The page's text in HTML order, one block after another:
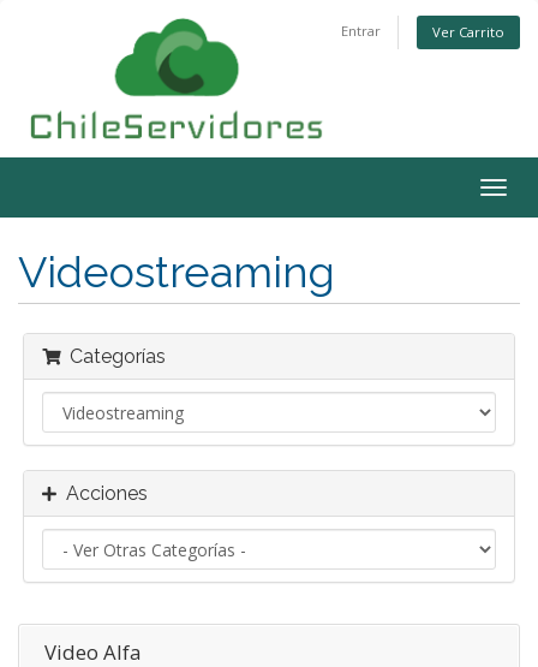
Entrar Ver Carrito
Videostreaming
Categorías
Acciones
Video Alfa